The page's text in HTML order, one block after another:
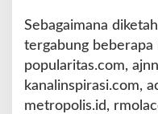
Sebagaimana
tergabung beberapa
popularitas.com,
kanalinspirasi.com,
metropolis.id,